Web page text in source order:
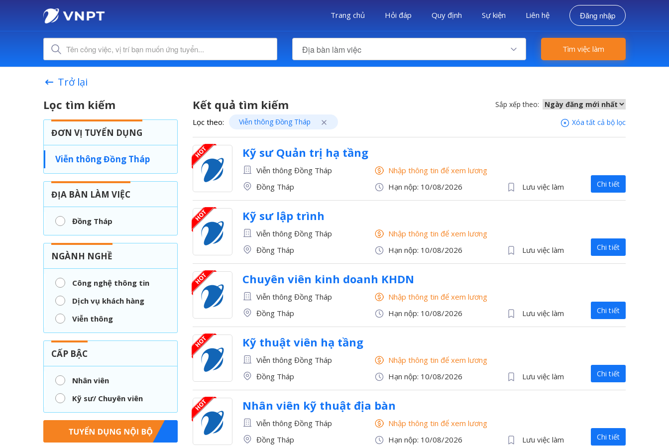
Trang chủ Hỏi đáp Quy định Sự kiện Liên hệ Đăng nhập
Địa bàn làm việc Tìm việc làm
Trở lại
Lọc tìm kiếm
ĐƠN VỊ TUYỂN DỤNG
Viễn thông Đồng Tháp
ĐỊA BÀN LÀM VIỆC
Đồng Tháp
NGÀNH NGHỀ
Công nghệ thông tin
Dịch vụ khách hàng
Viễn thông
CẤP BẬC
Nhân viên
Kỹ sư/ Chuyên viên
Kết quả tìm kiếm Sắp xếp theo:
Lọc theo: Viễn thông Đồng Tháp Xóa tất cả bộ lọc
Kỹ sư Quản trị hạ tầng
Viễn thông Đồng Tháp
Nhập thông tin để xem lương
Đồng Tháp
Hạn nộp: 10/08/2026 Lưu việc làm Chi tiết
Kỹ sư lập trình
Viễn thông Đồng Tháp
Nhập thông tin để xem lương
Đồng Tháp
Hạn nộp: 10/08/2026 Lưu việc làm Chi tiết
Chuyên viên kinh doanh KHDN
Viễn thông Đồng Tháp
Nhập thông tin để xem lương
Đồng Tháp
Hạn nộp: 10/08/2026 Lưu việc làm Chi tiết
Kỹ thuật viên hạ tầng
Viễn thông Đồng Tháp
Nhập thông tin để xem lương
Đồng Tháp
Hạn nộp: 10/08/2026 Lưu việc làm Chi tiết
Nhân viên kỹ thuật địa bàn
Viễn thông Đồng Tháp
Nhập thông tin để xem lương
Đồng Tháp
Hạn nộp: 10/08/2026 Lưu việc làm Chi tiết